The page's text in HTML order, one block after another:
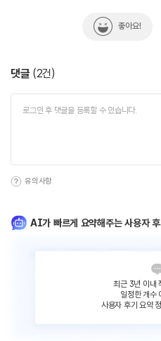
좋아요!
댓글 (2건)
유의사항
AI가 빠르게 요약해주는 사용자
최근 3년 이내
일정한 개수
사용자 후기 요약